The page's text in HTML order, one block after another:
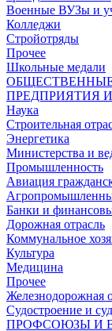
Военные ВУЗы и
Колледжи
Стройотряды
Прочее
Школьные медали
ПРЕДПРИЯТИЯ
Наука
Строительная
Энергетика
Министерства и
Промышленность
Авиация
Банки и
Дорожная отрасль
Коммунальное
Культура
Медицина
Прочее
Железнодорожная
Судостроение и
ПРОФСОЮЗЫ И